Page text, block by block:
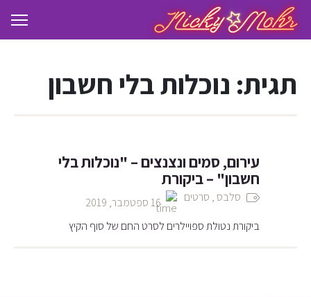
תגית: נוכלות בלי חשבון
עירום, סמים ונצנצים – "נוכלות בלי
חשבון" – ביקורת
סלבס , סרטים
16 ספטמבר, 2019
ביקורת נטולת ספויילרים לסרט החם של סוף הקיץ